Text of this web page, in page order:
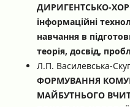
ДИРИГЕНТСЬКО-
інформаційні
навчання в
теорія, досвід,
Л.П. Василевська-
ФОРМУВАННЯ
МАЙБУТНЬОГО